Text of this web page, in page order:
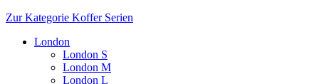
Zur Kategorie Koffer Serien
London
London S
London M
London L